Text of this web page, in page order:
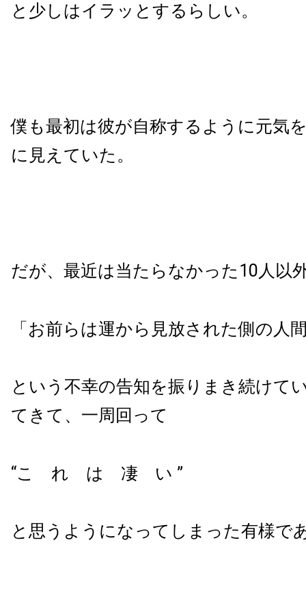
と少しはイラッとするらしい。
僕も最初は彼が自称するように元気
に見えていた。
だが、最近は当たらなかった10人以
「お前らは運から見放された側の人
という不幸の告知を振りまき続けて
てきて、一周回って
“こ れ は 凄 い ”
と思うようになってしまった有様で